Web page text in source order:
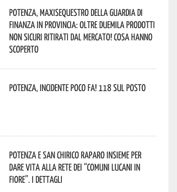
Potenza, maxisequestro della Guardia di
Finanza in provincia: oltre duemila prodotti
non sicuri ritirati dal mercato! Cosa hanno
scoperto
Potenza, incidente poco fa! 118 sul posto
Potenza e San Chirico Raparo insieme per
dare vita alla rete dei “Comuni Lucani in
Fiore”. I dettagli